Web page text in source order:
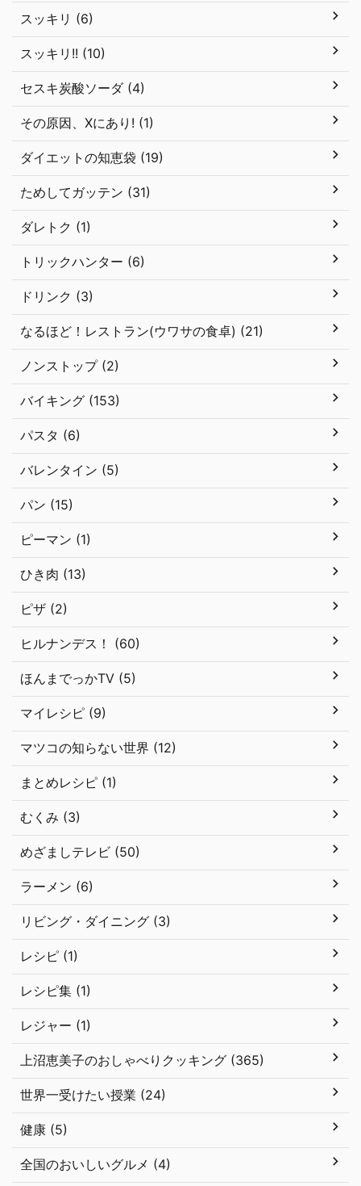
スッキリ (6)
スッキリ!! (10)
セスキ炭酸ソーダ (4)
その原因、Xにあり! (1)
ダイエットの知恵袋 (19)
ためしてガッテン (31)
ダレトク (1)
トリックハンター (6)
ドリンク (3)
なるほど！レストラン(ウワサの食卓) (21)
ノンストップ (2)
バイキング (153)
パスタ (6)
バレンタイン (5)
パン (15)
ピーマン (1)
ひき肉 (13)
ピザ (2)
ヒルナンデス！ (60)
ほんまでっかTV (5)
マイレシピ (9)
マツコの知らない世界 (12)
まとめレシピ (1)
むくみ (3)
めざましテレビ (50)
ラーメン (6)
リビング・ダイニング (3)
レシピ (1)
レシピ集 (1)
レジャー (1)
上沼恵美子のおしゃべりクッキング (365)
世界一受けたい授業 (24)
健康 (5)
全国のおいしいグルメ (4)